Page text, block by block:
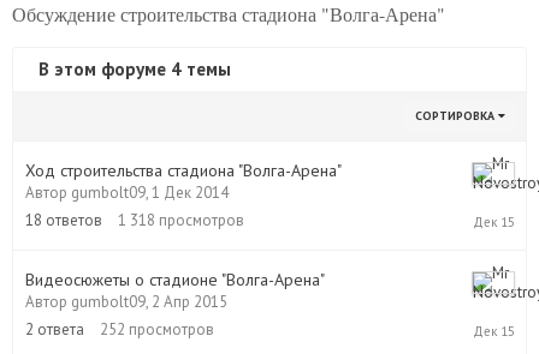
Обсуждение строительства стадиона "Волга-Арена"
В этом форуме 4 темы
СОРТИРОВКА
Ход строительства стадиона "Волга-Арена"
Автор gumbolt09,1 Дек 2014
18 ответов 1 318 просмотров
19
Дек
Видеосюжеты о стадионе "Волга-Арена"
Автор gumbolt09, 2 Апр 2015
2 ответа 252 просмотров
2
Дек